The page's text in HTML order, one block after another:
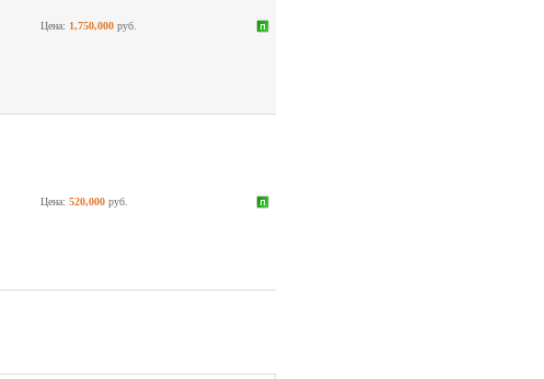
Цена: 1,750,000 руб.
Цена: 520,000 руб.